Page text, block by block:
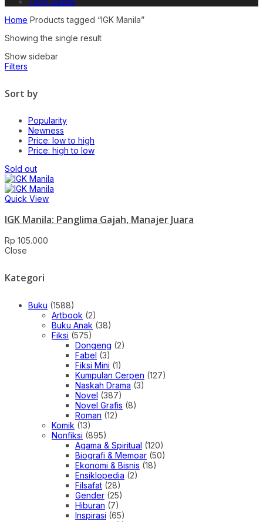
Home Products tagged “IGK Manila”
Showing the single result
Show sidebar
Filters
Sort by
Popularity
Newness
Price: low to high
Price: high to low
Sold out
Quick View
IGK Manila: Panglima Gajah, Manajer Juara
Rp 105.000
Close
Kategori
Buku (1588)
Artbook (2)
Buku Anak (38)
Fiksi (575)
Dongeng (2)
Fabel (3)
Fiksi Mini (1)
Kumpulan Cerpen (127)
Naskah Drama (3)
Novel (387)
Novel Grafis (8)
Roman (12)
Komik (13)
Nonfiksi (895)
Agama & Spiritual (120)
Biografi & Memoar (50)
Ekonomi & Bisnis (18)
Ensiklopedia (2)
Filsafat (28)
Gender (25)
Hiburan (7)
Inspirasi (65)